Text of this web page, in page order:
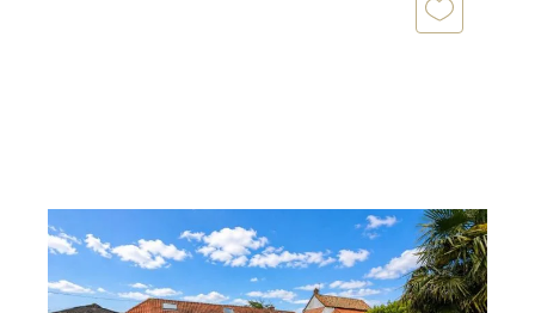
ZOTEUX 62
235 m2, 6 pièces
Ref : 3611